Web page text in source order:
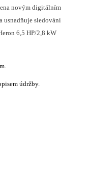
novým digitálním
usnadňuje sledování
6,5 HP/2,8 kW
údržby.